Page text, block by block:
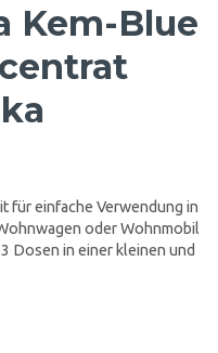
Kem-Blue
einfache Verwendung in
oder Wohnmobil
Dosen in einer kleinen und